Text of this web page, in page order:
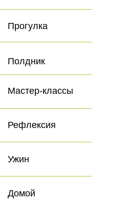
Домой
Рефлексия
Ужин
Мастер-классы
Полдник
Прогулка